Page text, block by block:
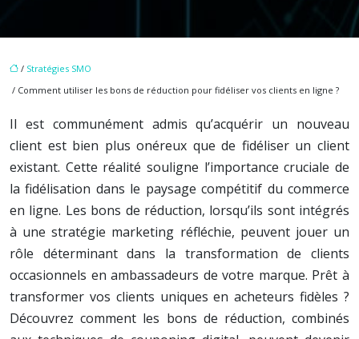
/ Stratégies SMO
/ Comment utiliser les bons de réduction pour fidéliser vos clients en ligne ?
Il est communément admis qu’acquérir un nouveau
client est bien plus onéreux que de fidéliser un client
existant. Cette réalité souligne l’importance cruciale de
la fidélisation dans le paysage compétitif du commerce
en ligne. Les bons de réduction, lorsqu’ils sont intégrés
à une stratégie marketing réfléchie, peuvent jouer un
rôle déterminant dans la transformation de clients
occasionnels en ambassadeurs de votre marque. Prêt à
transformer vos clients uniques en acheteurs fidèles ?
Découvrez comment les bons de réduction, combinés